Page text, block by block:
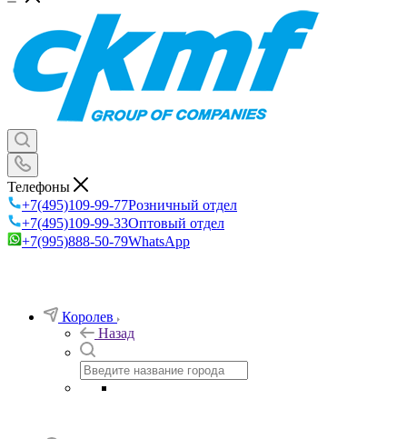
Телефоны
+7(495)109-99-77Розничный отдел
+7(495)109-99-33Оптовый отдел
+7(995)888-50-79WhatsApp
Королев
Назад